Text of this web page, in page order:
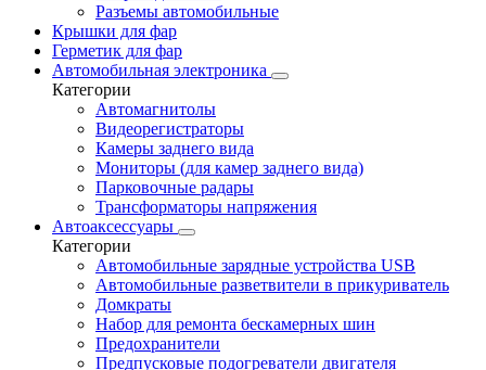
Разъемы автомобильные
Крышки для фар
Герметик для фар
Автомобильная электроника
Категории
Автомагнитолы
Видеорегистраторы
Камеры заднего вида
Мониторы (для камер заднего вида)
Парковочные радары
Трансформаторы напряжения
Автоаксессуары
Категории
Автомобильные зарядные устройства USB
Автомобильные разветвители в прикуриватель
Домкраты
Набор для ремонта бескамерных шин
Предохранители
Предпусковые подогреватели двигателя